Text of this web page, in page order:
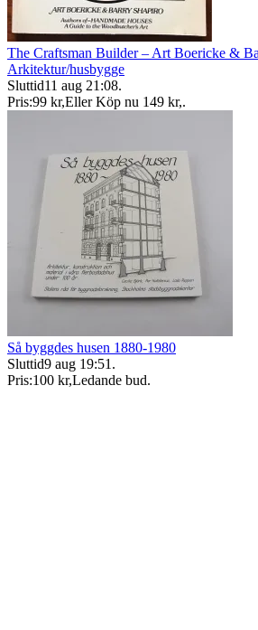
The Craftsman Builder – Art Boericke &
Arkitektur/husbygge
Sluttid11 aug 21:08.
Pris:99 kr,Eller Köp nu 149 kr,.
Så byggdes husen 1880-1980
Sluttid9 aug 19:51 .
Pris:100 kr,Ledande bud.